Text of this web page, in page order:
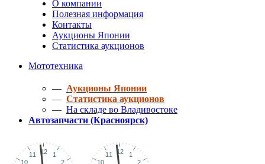
О компании
Полезная информация
Контакты
Аукционы Японии
Статистика аукционов
Мототехника
— Аукционы Японии
— Статистика аукционов
— На складе во Владивостоке
Автозапчасти (Красноярск)